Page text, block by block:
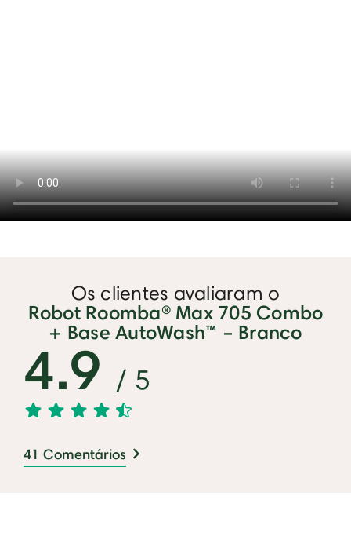
Os clientes avaliaram o
Robot Roomba® Max 705 Combo
+ Base AutoWash™ – Branco
4.9 / 5
41 Comentários